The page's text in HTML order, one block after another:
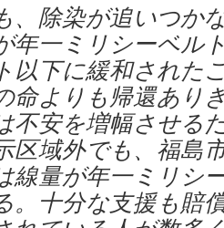
、除染が追いつか
年一ミリシーベル
以下に緩和された
命よりも帰還あり
不安を増幅させる
区域外でも、福島
線量が年一ミリシ
。十分な支援も賠